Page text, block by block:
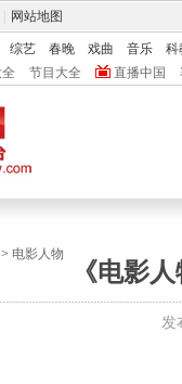
网站地图
综艺 春晚 戏曲 音乐 科
节目大全 直播中国
> 电影人物
《电影
发